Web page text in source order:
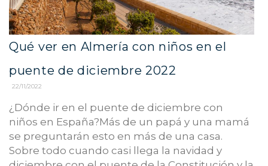
Qué ver en Almería con niños en el
puente de diciembre 2022
22/11/2022
¿Dónde ir en el puente de diciembre con
niños en España?Más de un papá y una mamá
se preguntarán esto en más de una casa.
Sobre todo cuando casi llega la navidad y